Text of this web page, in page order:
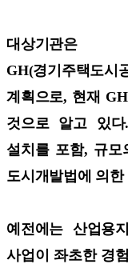
대상기관
GH(경기주택도
계획으로, 현재
것으로 알고 있
설치를 포함, 규
도시개발법에 의
예전에는 산업용
사업이 좌초한 경